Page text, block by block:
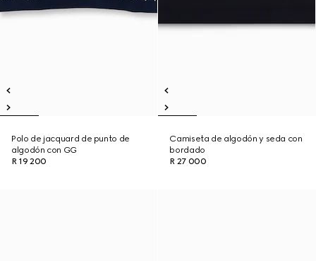
Polo de jacquard de punto de
algodón con GG
R 19 200
Camiseta de algodón y seda con
bordado
R 27 000